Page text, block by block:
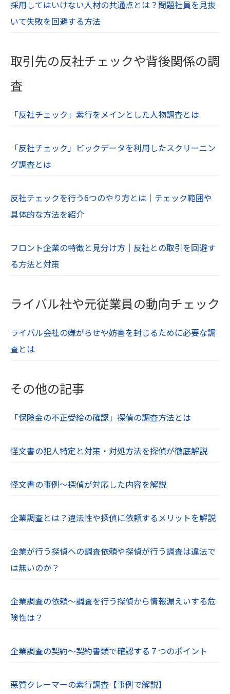
採用してはいけない人材の共通点とは？問題社員を見抜
いて失敗を回避する方法
取引先の反社チェックや背後関係の調
査
「反社チェック」素行をメインとした人物調査とは
「反社チェック」ビックデータを利用したスクリーニン
グ調査とは
反社チェックを行う6つのやり方とは｜チェック範囲や
具体的な方法を紹介
フロント企業の特徴と見分け方｜反社との取引を回避す
る方法と対策
ライバル社や元従業員の動向チェック
ライバル会社の嫌がらせや妨害を封じるために必要な調
査とは
その他の記事
「保険金の不正受給の確認」探偵の調査方法とは
怪文書の犯人特定と対策・対処方法を探偵が徹底解説
怪文書の事例～探偵が対応した内容を解説
企業調査とは？違法性や探偵に依頼するメリットを解説
企業が行う探偵への調査依頼や探偵が行う調査は違法で
は無いのか？
企業調査の依頼～調査を行う探偵から情報漏えいする危
険性は？
企業調査の契約～契約書類で確認する７つのポイント
悪質クレーマーの素行調査【事例で解説】